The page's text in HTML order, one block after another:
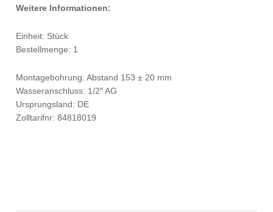
Weitere Informationen:
Einheit: Stück
Bestellmenge: 1
Montagebohrung: Abstand 153 ± 20 mm
Wasseranschluss: 1/2″ AG
Ursprungsland: DE
Zolltarifnr: 84818019